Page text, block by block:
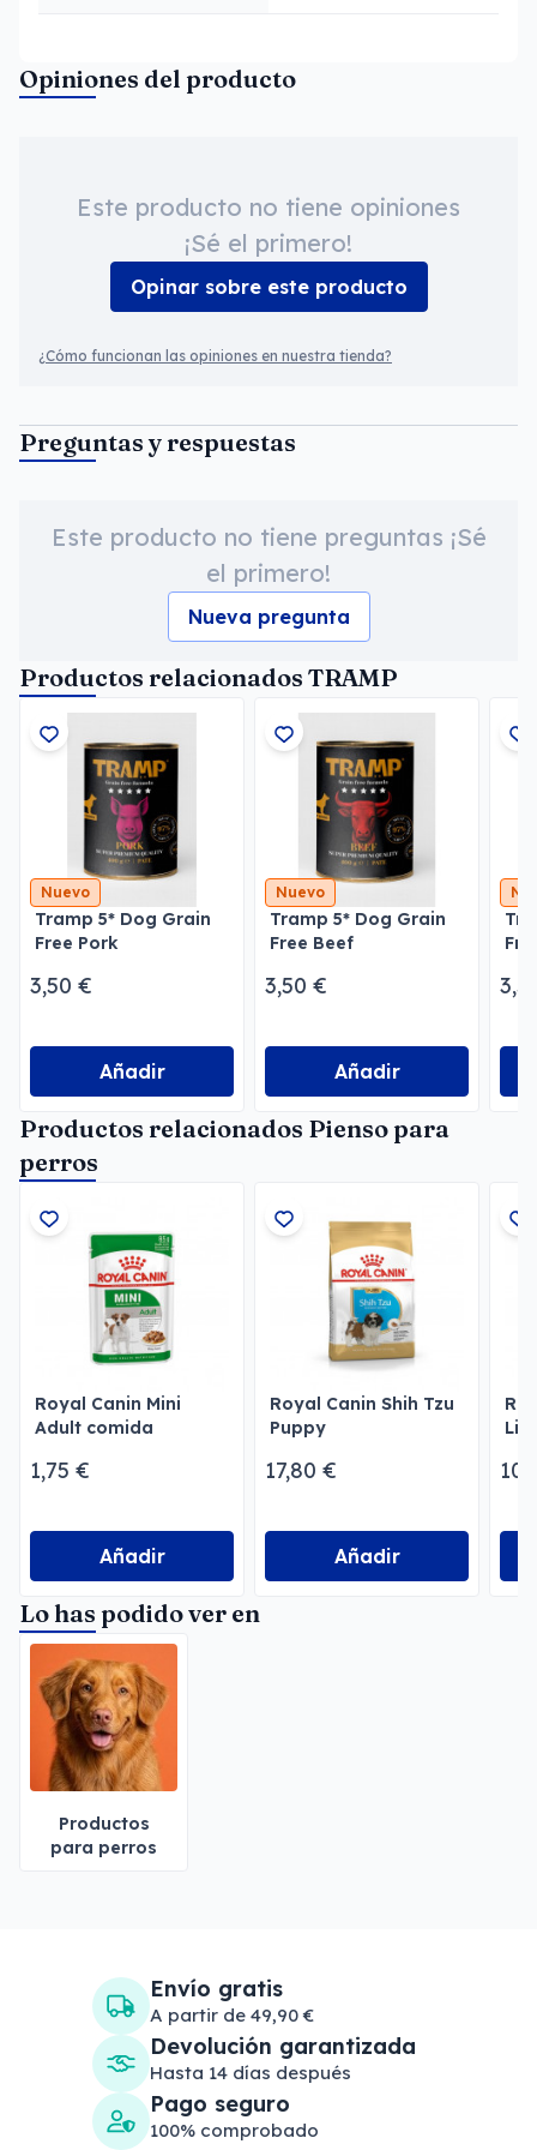
Opiniones del producto
Este producto no tiene opiniones
¡Sé el primero!
Opinar sobre este producto
¿Cómo funcionan las opiniones en nuestra tienda?
Preguntas y respuestas
Este producto no tiene preguntas ¡Sé
el primero!
Nueva pregunta
Productos relacionados TRAMP
Nuevo
Tramp 5* Dog Grain
Free Pork
3,50 €
Añadir
Nuevo
Tramp 5* Dog Grain
Free Beef
3,50 €
Añadir
Productos relacionados Pienso para
perros
Royal Canin Mini
Adult comida
pequeñas
1,75 €
Añadir
Royal Canin Shih Tzu
Puppy
17,80 €
Añadir
Lo has podido ver en
Productos
para perros
Envío gratis
A partir de 49,90 €
Devolución garantizada
Hasta 14 días después
Pago seguro
100% comprobado